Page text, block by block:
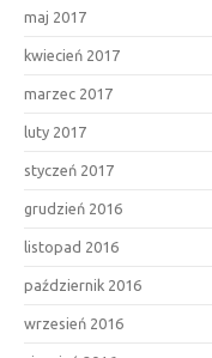
maj 2017
kwiecień 2017
marzec 2017
luty 2017
styczeń 2017
grudzień 2016
listopad 2016
październik 2016
wrzesień 2016